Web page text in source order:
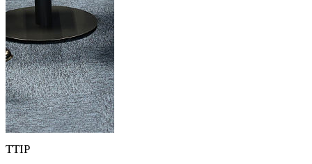
TTIP